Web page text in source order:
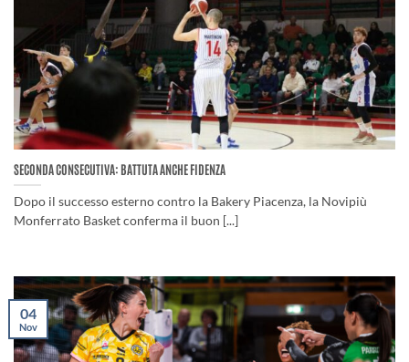
SECONDA CONSECUTIVA: BATTUTA ANCHE FIDENZA
Dopo il successo esterno contro la Bakery Piacenza, la Novipiù
Monferrato Basket conferma il buon [...]
04
Nov